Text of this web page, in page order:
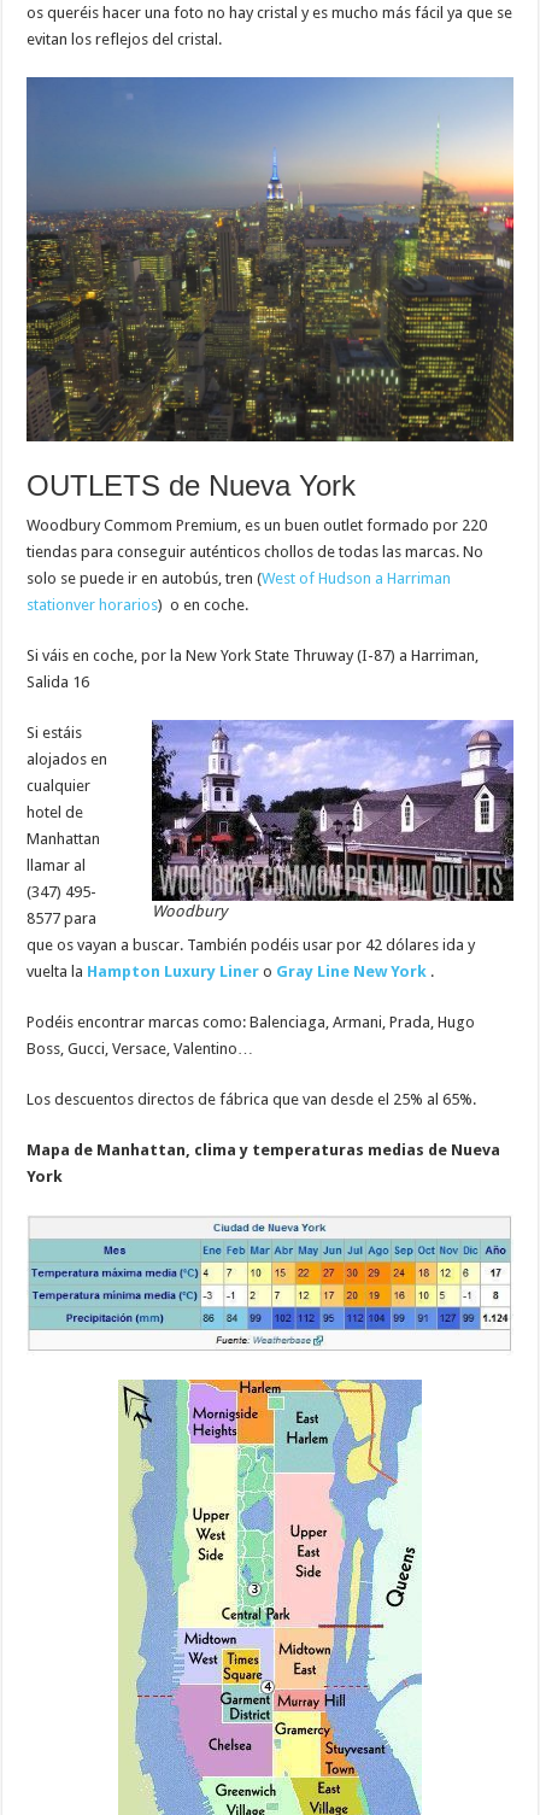
os queréis hacer una foto no hay cristal y es mucho más fácil ya que se
evitan los reflejos del cristal.
OUTLETS de Nueva York
Woodbury Commom Premium, es un buen outlet formado por 220
tiendas para conseguir auténticos chollos de todas las marcas. No
solo se puede ir en autobús, tren (West of Hudson a Harriman
stationver horarios) o en coche.
Si váis en coche, por la New York State Thruway (I-87) a Harriman,
Salida 16
Woodbury
Si estáis
alojados en
cualquier
hotel de
Manhattan
llamar al
(347) 495-
8577 para
que os vayan a buscar. También podéis usar por 42 dólares ida y
vuelta la Hampton Luxury Liner o Gray Line New York .
Podéis encontrar marcas como: Balenciaga, Armani, Prada, Hugo
Boss, Gucci, Versace, Valentino…
Los descuentos directos de fábrica que van desde el 25% al 65%.
Mapa de Manhattan, clima y temperaturas medias de Nueva
York